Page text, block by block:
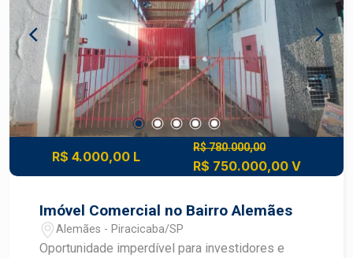
R$ 4.000,00 L
R$ 780.000,00
R$ 750.000,00 V
Imóvel Comercial no Bairro Alemães
Alemães - Piracicaba/SP
Oportunidade imperdível para investidores e